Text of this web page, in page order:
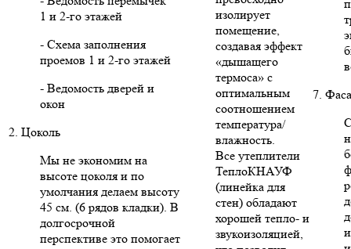
1 и 2-го этажей
- Схема заполнения
проемов 1 и 2-го этажей
- Ведомость дверей и
окон
2. Цоколь
Мы не экономим на
высоте цоколя и по
умолчания делаем высоту
45 см. (6 рядов кладки). В
долгосрочной
перспективе это помогает
изолирует
помещение,
создавая эффект
«дышащего
термоса» с
оптимальным
соотношением
температура/
влажность.
Все утеплители
ТеплоКНАУФ
(линейка для
стен) обладают
хорошей тепло- и
звукоизоляцией,
7.